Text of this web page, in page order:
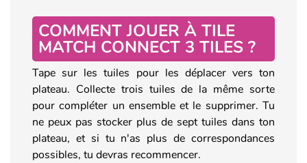
COMMENT JOUER À TILE
MATCH CONNECT 3 TILES ?
Tape sur les tuiles pour les déplacer vers ton
plateau. Collecte trois tuiles de la même sorte
pour compléter un ensemble et le supprimer. Tu
ne peux pas stocker plus de sept tuiles dans ton
plateau, et si tu n'as plus de correspondances
possibles, tu devras recommencer.